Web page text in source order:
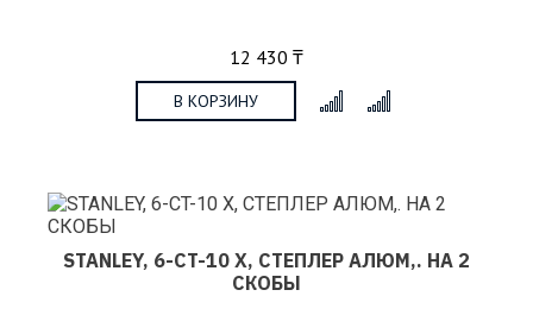
12 430 ₸
В КОРЗИНУ
STANLEY, 6-CT-10 X, СТЕПЛЕР АЛЮМ,. НА 2
СКОБЫ